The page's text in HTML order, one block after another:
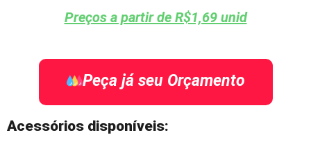
Preços a partir de R$1,69 unid
Peça já seu Orçamento
Acessórios disponíveis: